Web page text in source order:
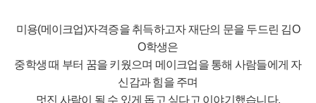
미용(메이크업)자격증을 취득하고자 재단의 문을 두드린 김O
O학생은
중학생 때 부터 꿈을 키웠으며 메이크업을 통해 사람들에게 자
신감과 힘을 주며
멋진 사람이 될 수 있게 돕고 싶다고 이야기했습니다.